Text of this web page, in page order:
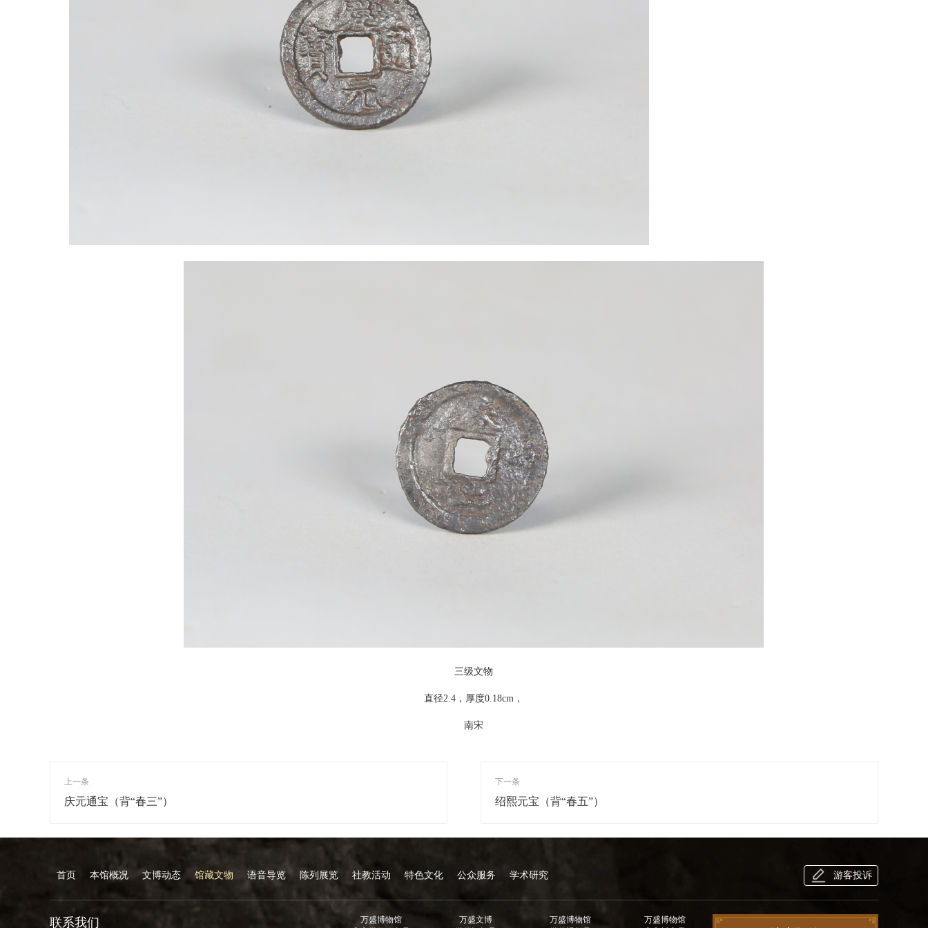
三级文物
直径2.4，厚度0.18cm，
南宋
上一条
庆元通宝（背“春三”）
下一条
绍熙元宝（背“春五”）
首页 本馆概况 文博动态 馆藏文物 语音导览 陈列展览 社教活动 特色文化 公众服务 学术研究 游客投诉
联系我们
万盛博物馆
万盛文博
万盛博物馆
万盛博物馆